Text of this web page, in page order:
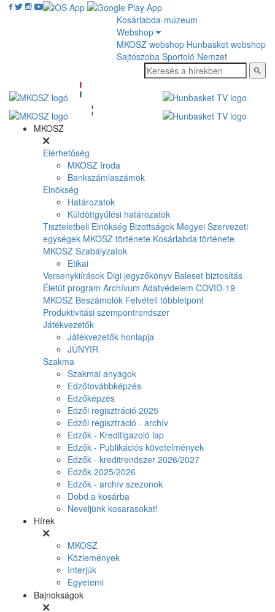
Kosárlabda-múzeum
Webshop
MKOSZ webshop Hunbasket webshop
Sajtószoba Sportoló Nemzet
MKOSZ
Elérhetőség
MKOSZ Iroda
Bankszámlaszámok
Elnökség
Határozatok
Küldöttgyűlési határozatok
Tiszteletbeli Elnökség Bizottságok Megyei Szervezeti
egységek MKOSZ története Kosárlabda története
MKOSZ Szabályzatok
Etikai
Versenykiírások Digi jegyzőkönyv Baleset biztosítás
Életút program Archívum Adatvédelem COVID-19
MKOSZ Beszámolók Felvételi többletpont
Produktivitási szempontrendszer
Játékvezetők
Játékvezetők honlapja
JÜNYIR
Szakma
Szakmai anyagok
Edzőtovábbképzés
Edzőképzés
Edzői regisztráció 2025
Edzői regisztráció - archív
Edzők - Kreditigazoló lap
Edzők - Publikációs követelmények
Edzők - kreditrendszer 2026/2027
Edzők 2025/2026
Edzők - archív szezonok
Dobd a kosárba
Neveljünk kosarasokat!
Hírek
MKOSZ
Közlemények
Interjúk
Egyetemi
Bajnokságok